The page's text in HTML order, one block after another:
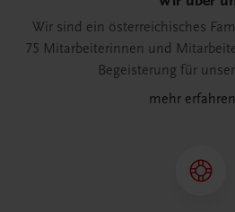
Wir sind ein österreichisches
75 Mitarbeiterinnen und
Begeisterung für
mehr erfahren